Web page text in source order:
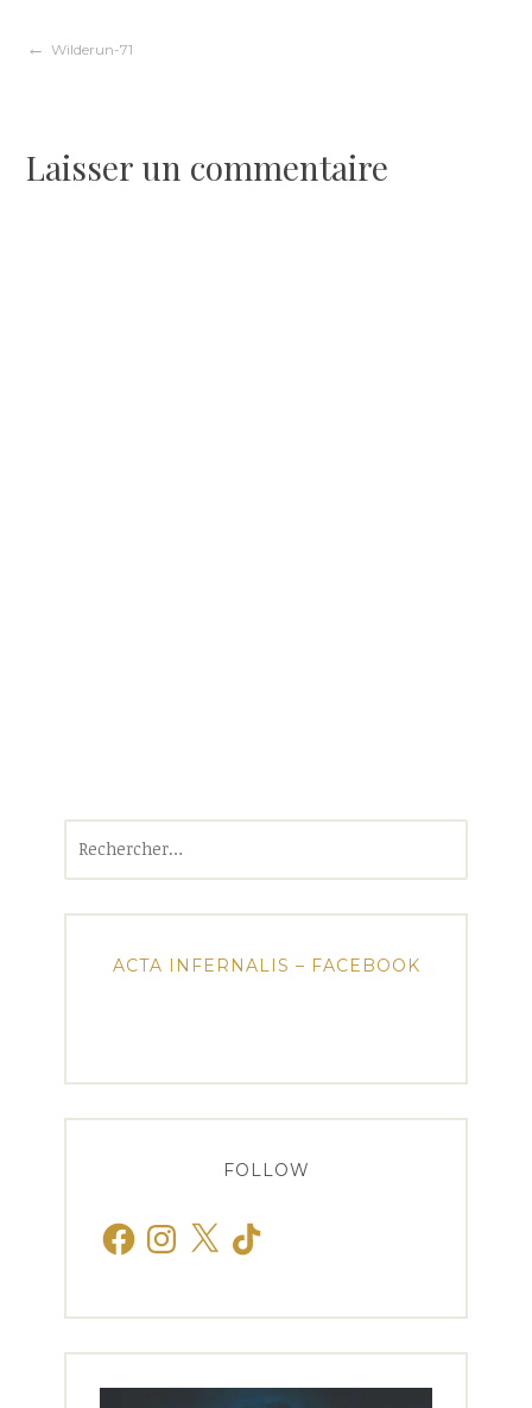
Navigation
l’article
Wilderun-71
Laisser un commentaire
ACTA INFERNALIS – FACEBOOK
FOLLOW
FacebookInstagram
X TikTok